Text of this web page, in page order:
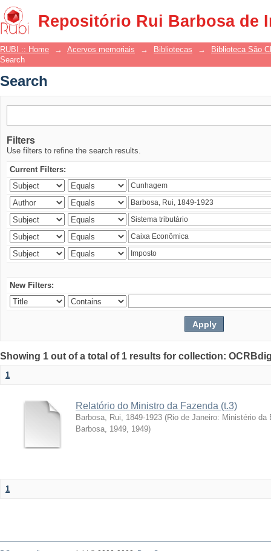
Repositório Rui Barbosa de
Search
RUBI :: Home → Acervos memoriais → Bibliotecas →
Biblioteca São
Search
Search
Filters
Use filters to refine the search results.
Current Filters:
New Filters:
Showing 1 out of a total of 1 results for collection:
1
Relatório do Ministro da Fazenda (t.3)
Barbosa, Rui, 1849-1923 (Rio de Janeiro: Ministério
Barbosa, 1949, 1949)
1